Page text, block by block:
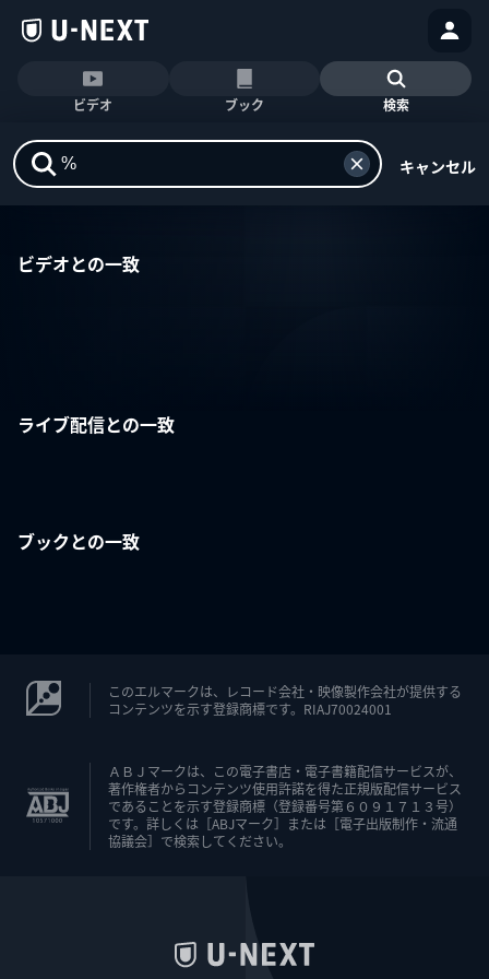
ビデオ ブック 検索
キャンセル
ビデオとの一致
ライブ配信との一致
ブックとの一致
このエルマークは、レコード会社・映像製作会社が提供する
コンテンツを示す登録商標です。RIAJ70024001
ＡＢＪマークは、この電子書店・電子書籍配信サービスが、
著作権者からコンテンツ使用許諾を得た正規版配信サービス
であることを示す登録商標（登録番号第６０９１７１３号）
です。詳しくは［ABJマーク］または［電子出版制作・流通
協議会］で検索してください。